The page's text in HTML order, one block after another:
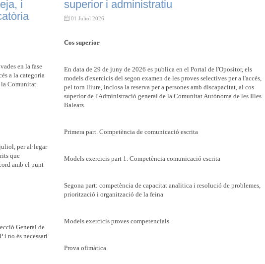
i
en la fase
a la categoria
la Comunitat
per al·legar
que
amb el punt
General de
i no és necessari
superior i administratiu
01 Juliol 2026
Cos superior
En data de 29 de juny de 2026 es publica en el Portal de l'Opositor, els
models d'exercicis del segon examen de les proves selectives per a l'accés,
pel torn lliure, inclosa la reserva per a persones amb discapacitat, al cos
superior de l'Administració general de la Comunitat Autònoma de les Illes
Balears.
Primera part. Competència de comunicació escrita
Models exercicis part 1. Competència comunicació escrita
Segona part: competència de capacitat analitica i resolució de problemes,
priorització i organització de la feina
Models exercicis proves competencials
Prova ofimàtica